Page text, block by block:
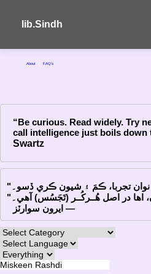
About FAQ's
lib.Sindh
“Be curious. Read widely. Try
call intelligence just boils down
Swartz
"تَجَسُس بي انت پڙهائي نوان نوان تجربا، ڪمَ ۽ شيون ڪري ڏسو۔
اها در اصل هُــرکُــر (تَجَسُس) آهي۔"
― ايرون سوارٽز